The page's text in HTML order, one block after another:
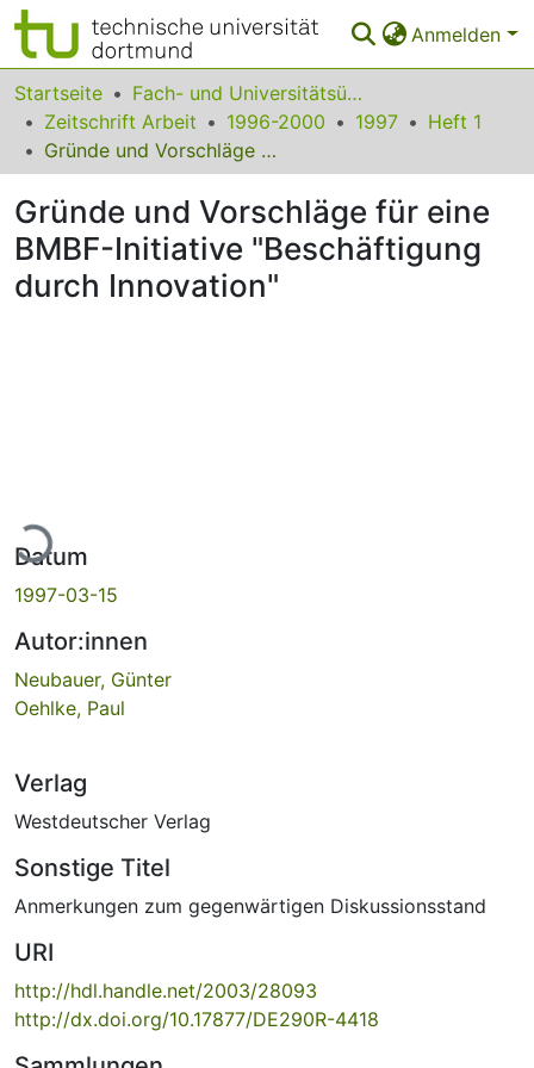
Anmelden
Bereiche & Sammlungen
Das gesamte Repositorium
FAQ
Leitlinien
Startseite
Fach- und Universitätsübergreifendes
Zeitschrift Arbeit
1996-2000 1997
Heft 1
Gründe und Vorschläge für eine BMBF-Initiative "Beschäftigung durch Innovation"
Gründe und Vorschläge für eine
BMBF-Initiative "Beschäftigung
durch Innovation"
Datum
1997-03-15
Autor:innen
Neubauer, Günter
Oehlke, Paul
Verlag
Westdeutscher Verlag
Sonstige Titel
Anmerkungen zum gegenwärtigen Diskussionsstand
URI
http://hdl.handle.net/2003/28093
http://dx.doi.org/10.17877/DE290R-4418